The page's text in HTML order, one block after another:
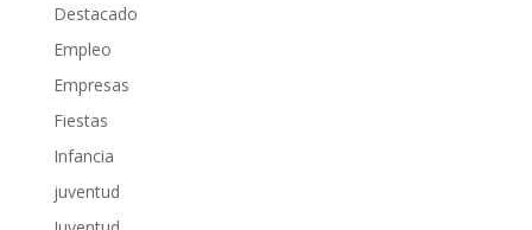
Destacado
Empleo
Empresas
Fiestas
Infancia
juventud